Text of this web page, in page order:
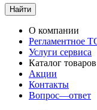
Найти
О компании
Регламентное
Услуги сервиса
Каталог товаров
Акции
Контакты
Вопрос—ответ